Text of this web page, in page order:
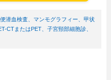
便潜血検査、 マンモグラフィー
甲状
CTまたはPET、 子宮頸部細胞診、